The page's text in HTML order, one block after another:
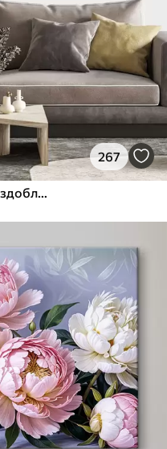
267
Пеалістичні естетичні камені, оздоблення будинку, природне освітлення